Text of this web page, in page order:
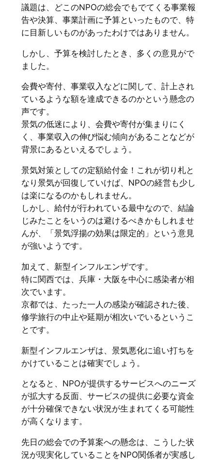
議題は、どこのNPOの総会でもでてくる事業報
告や決算、事業計画に予算といったもので、特
に目新しいものがあったわけではありません。
しかし、予算を検討したとき、多くの意見がで
ました。
会費や寄付、事業収入などに関して、計上され
ているような額を達成できるのかという懸念の
声です。
景気の低迷により、会費や寄付が集まりにく
く、事業収入の伸び悩む傾向があることなどが
背景にあるといえるでしょう。
景気対策としての定額給付金！これが切り札と
なり景気が回復していけば、NPOの経営も少し
は楽になるのかもしれません。
しかし、給付が行われている最中なので、結論
じみたことをいうのは避けるべきかもしれませ
んが、「景気浮揚の効果は限定的」という意見
が強いようです。
加えて、新型インフルエンザです。
特に関西では、兵庫・大阪を中心に感染者が相
次でいます。
京都では、たった一人の感染が確認された後、
修学旅行の中止や延期が相次いでいるというこ
とです。
新型インフルエンザは、景気悪化に追い打ちを
かけていることは確実でしょう。
となると、NPOが提供するサービスへのニーズ
が拡大する反面、サービスの提供に必要な資金
が十分確保できない状況が生まれてくる可能性
が高くなります。
先日の総会での予算案への懸念は、こうした状
況が現実化していることをNPO関係者が実感し